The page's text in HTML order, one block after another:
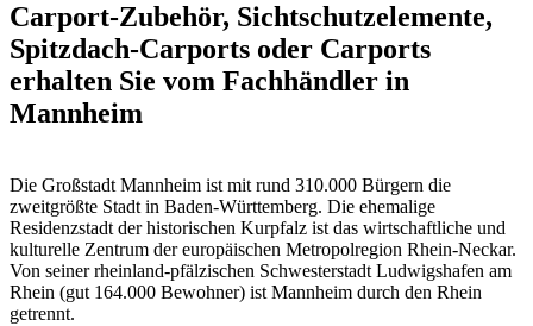
Carport-Zubehör, Sichtschutzelemente,
Spitzdach-Carports oder Carports
erhalten Sie vom Fachhändler in
Mannheim
Die Großstadt Mannheim ist mit rund 310.000 Bürgern die
zweitgrößte Stadt in Baden-Württemberg. Die ehemalige
Residenzstadt der historischen Kurpfalz ist das wirtschaftliche und
kulturelle Zentrum der europäischen Metropolregion Rhein-Neckar.
Von seiner rheinland-pfälzischen Schwesterstadt Ludwigshafen am
Rhein (gut 164.000 Bewohner) ist Mannheim durch den Rhein
getrennt.